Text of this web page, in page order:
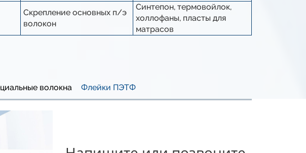
Скрепление основных п/э
волокон
Синтепон, термовойлок,
холлофаны, пласты для
матрасов
волокна Флейки ПЭТФ